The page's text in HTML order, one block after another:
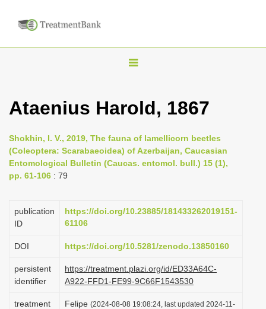
T
g
e
n
i
a
i
Ataenius Harold, 1867
Shokhin, I. V., 2019, The fauna of lamellicorn beetles
(Coleoptera: Scarabaeoidea) of Azerbaijan, Caucasian
Entomological Bulletin (Caucas. entomol. bull.) 15 (1),
pp. 61-106 : 79
publication
ID
https://doi.org/10.23885/181433262019151-
61106
DOI https://doi.org/10.5281/zenodo.13850160
persistent
identifier
https://treatment.plazi.org/id/ED33A64C-
A922-FFD1-FE99-9C66F1543530
treatment
Felipe (2024-08-08 19:08:24, last updated 2024-11-